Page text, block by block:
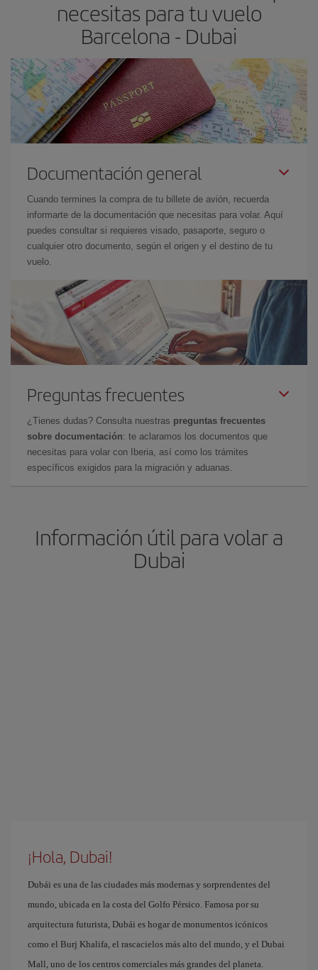
necesitas para tu vuelo
Barcelona - Dubai
Documentación general
Cuando termines la compra de tu billete de avión, recuerda
informarte de la documentación que necesitas para volar. Aquí
puedes consultar si requieres visado, pasaporte, seguro o
cualquier otro documento, según el origen y el destino de tu
vuelo.
Preguntas frecuentes
¿Tienes dudas? Consulta nuestras preguntas frecuentes
sobre documentación: te aclaramos los documentos que
necesitas para volar con Iberia, así como los trámites
específicos exigidos para la migración y aduanas.
Información útil para volar a
Dubai
¡Hola, Dubai!
Dubái es una de las ciudades más modernas y sorprendentes del
mundo, ubicada en la costa del Golfo Pérsico. Famosa por su
arquitectura futurista, Dubái es hogar de monumentos icónicos
como el Burj Khalifa, el rascacielos más alto del mundo, y el Dubai
Mall, uno de los centros comerciales más grandes del planeta.